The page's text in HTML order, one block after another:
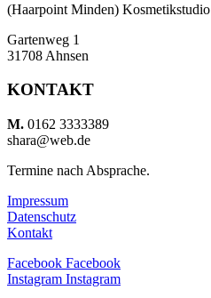
(Haarpoint Minden) Kosmetikstudio
Gartenweg 1
31708 Ahnsen
KONTAKT
M.­­ 0162 3333389
shara@web.de
Termine nach Absprache.
Impressum
Datenschutz
Kontakt
Facebook Facebook
Instagram Instagram